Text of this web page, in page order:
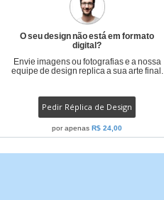
O seu design não está em formato
digital?
Envie imagens ou fotografias e a nossa
equipe de design replica a sua arte final.
Pedir Réplica de Design
por apenasR$ 24,00